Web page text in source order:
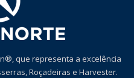
que representa a excelência
Roçadeiras e Harvester.